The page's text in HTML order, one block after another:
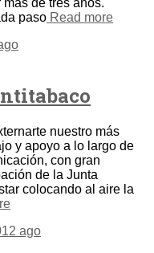
paso Read more
nuestro más
y apoyo a lo largo de
con gran
de la Junta
colocando al aire la
ago